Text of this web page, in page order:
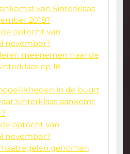
van Sinterklaas
2018?
optocht van
november?
meenemen naar de
op 18
in de buurt
Sinterklaas aankomt
optocht van
november?
genomen